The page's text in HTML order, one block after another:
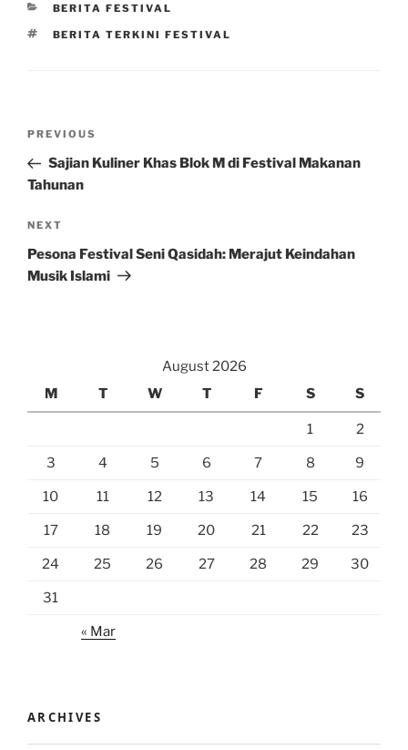
CATEGORIES
BERITA FESTIVAL
TAGS
BERITA TERKINI FESTIVAL
Previous
Post
PREVIOUS
Sajian Kuliner Khas Blok M di Festival Makanan
Tahunan
Next
Post
NEXT
Pesona Festival Seni Qasidah: Merajut Keindahan
Musik Islami
August 2026
M
T W T F S S
1 2
3 4 5 6 7 8 9
10 11 12 13 14 15 16
17 18 19 20 21 22 23
24 25 26 27 28 29 30
31
« Mar
ARCHIVES